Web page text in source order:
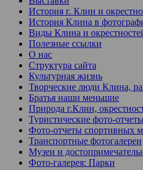
История г. Клин и
История Клина в
Виды Клина и
Полезные ссылки
О нас
Структура сайта
Культурная жизнь
Творческие люди Клина,
Братья наши меньшие
Природа г.Клин,
Туристические фото-отчеты
Фото-отчеты спортивных
Транспортные фотогалереи
Музеи и
Фото-галерея: Парки